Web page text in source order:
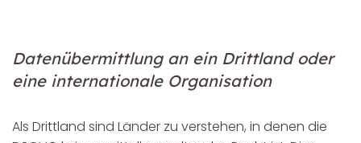
Datenübermittlung an ein Drittland oder
eine internationale Organisation
Als Drittland sind Länder zu verstehen, in denen die